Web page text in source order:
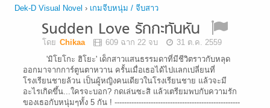
Dek-D Visual Novel › เกมจีบหนุ่ม / จีบสาว
Sudden Love รักกะทันหัน
โดย Chikaa 609 ฉาก 22 จบ
31 ต.ค. 2559
'มิโยโกะ ฮิโยะ' เด็กสาวแสนธรรมดาที่มีชีวิตราวกับหลุด
ออกมาจากการ์ตูนตาหวาน ครั้นเมื่อเธอได้ไปแลกเปลี่ยนที่
โรงเรียนชายล้วน เป็นผู้หญิงคนเดียวในโรงเรียนชาย แล้วจะมี
อะไรเกิดขึ้น...ใครจะบอก? กดเล่นซะสิ แล้วเตรียมพบกับความรัก
ของเธอกับหนุ่มๆทั้ง 5 กัน ! ----------------------------------------------------